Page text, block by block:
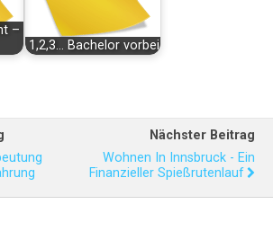
–
1,2,3... Bachelor vorbei
Nächster Beitrag
Wohnen In Innsbruck - Ein
Finanzieller Spießrutenlauf